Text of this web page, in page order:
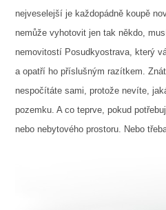
nejveselejší je každopádně koupě
nemůže vyhotovit jen tak někdo,
nemovitostí Posudkyostrava, který
a opatří ho příslušným razítkem.
nespočítáte sami, protože nevíte,
pozemku. A co teprve, pokud
nebo nebytového prostoru. Nebo